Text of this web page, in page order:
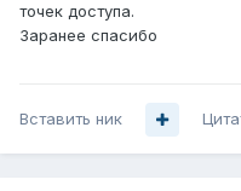
точек доступа.
Заранее спасибо
Вставить ник